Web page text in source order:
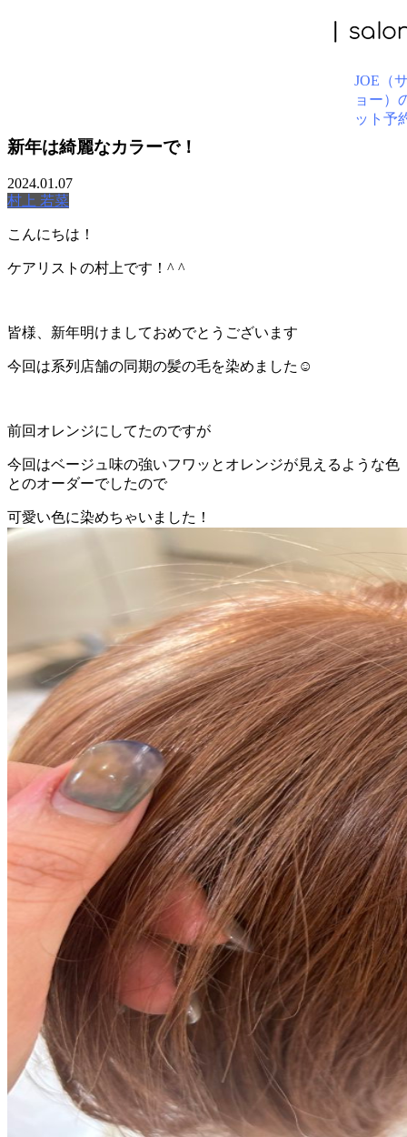
新年は綺麗なカラーで！
2024.01.07
村上 若菜
こんにちは！
ケアリストの村上です！^ ^
皆様、新年明けましておめでとうございます
今回は系列店舗の同期の髪の毛を染めました☺︎
前回オレンジにしてたのですが
今回はベージュ味の強いフワッとオレンジが見えるような色
とのオーダーでしたので
可愛い色に染めちゃいました！